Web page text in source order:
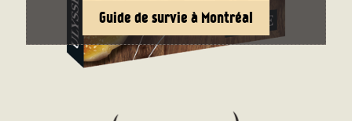
Guide de survie à Montréal